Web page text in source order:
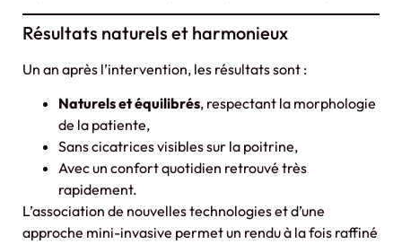
Résultats naturels et harmonieux
Un an après l’intervention, les résultats sont :
Naturels et équilibrés, respectant la morphologie
de la patiente,
Sans cicatrices visibles sur la poitrine,
Avec un confort quotidien retrouvé très
rapidement.
L’association de nouvelles technologies et d’une
approche mini-invasive permet un rendu à la fois raffiné